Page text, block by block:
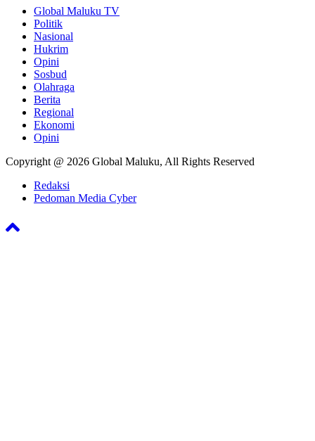
Global Maluku TV
Politik
Nasional
Hukrim
Opini
Sosbud
Olahraga
Berita
Regional
Ekonomi
Opini
Copyright @ 2026 Global Maluku, All Rights Reserved
Redaksi
Pedoman Media Cyber